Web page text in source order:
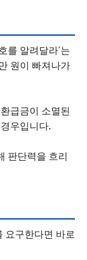
를 알려달라’는
원이 빠져나가
급금이 소멸된
우입니다.
판단력을 흐리
요구한다면 바로